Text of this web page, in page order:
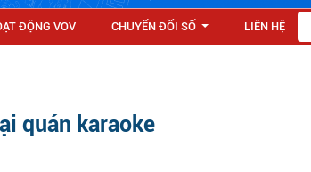
ĐỘNG VOV CHUYỂN ĐỔI SỐ LIÊN HỆ
quán karaoke